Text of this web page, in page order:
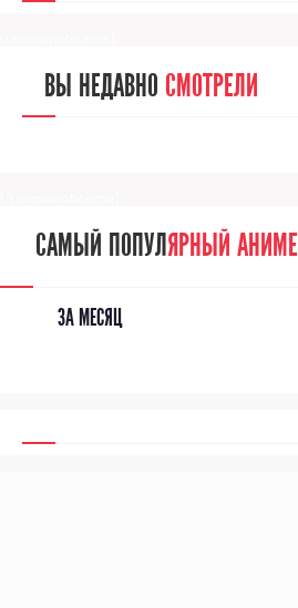
ВЫ НЕДАВНО СМОТРЕЛИ
САМЫЙ ПОПУЛЯРНЫЙ АНИМЕ
ЗА МЕСЯЦ